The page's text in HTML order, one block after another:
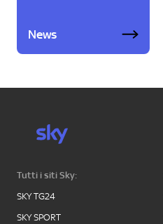
News
Tutti i siti Sky:
SKY TG24
SKY SPORT